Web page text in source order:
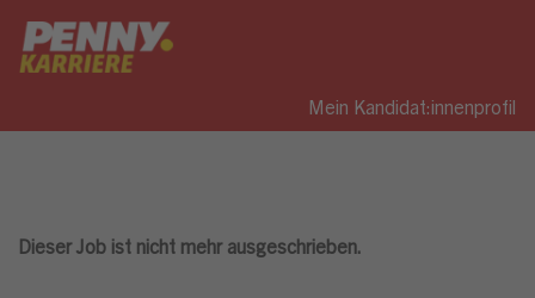
Mein Kandidat:innenprofil
Dieser Job ist nicht mehr ausgeschrieben.